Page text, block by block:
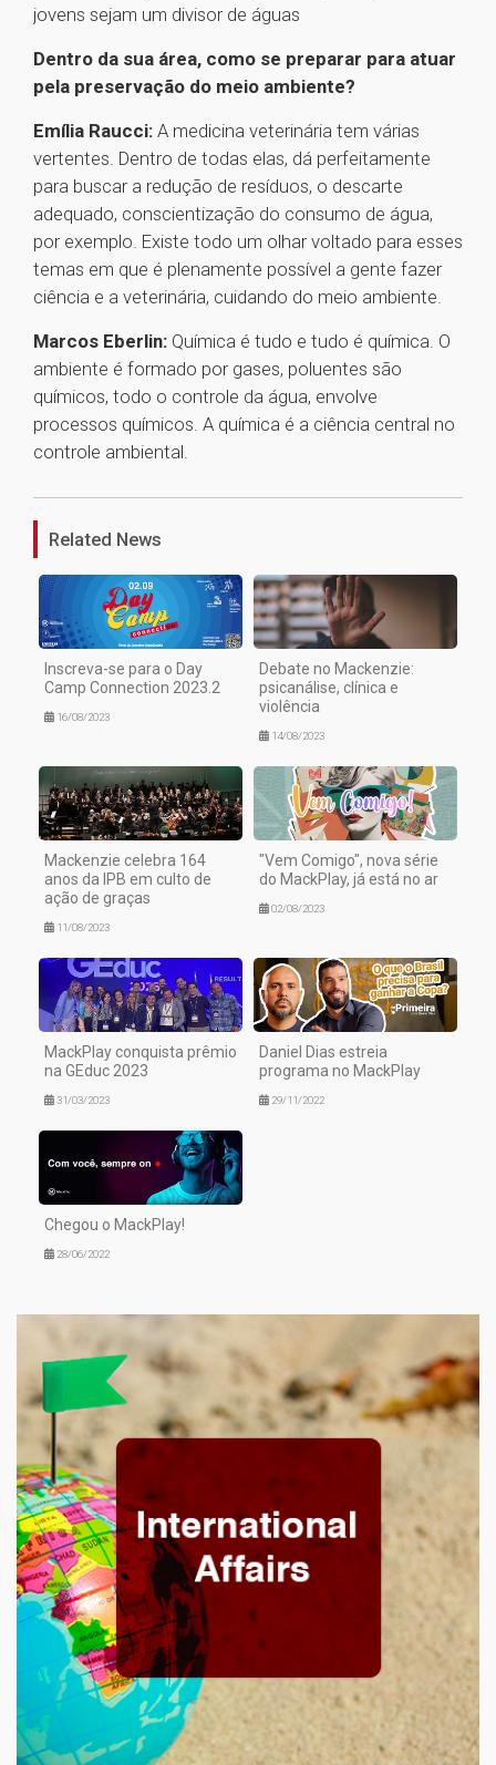
jovens sejam um divisor de águas
Dentro da sua área, como se preparar para atuar
pela preservação do meio ambiente?
Emília Raucci: A medicina veterinária tem várias
vertentes. Dentro de todas elas, dá perfeitamente
para buscar a redução de resíduos, o descarte
adequado, conscientização do consumo de água,
por exemplo. Existe todo um olhar voltado para esses
temas em que é plenamente possível a gente fazer
ciência e a veterinária, cuidando do meio ambiente.
Marcos Eberlin: Química é tudo e tudo é química. O
ambiente é formado por gases, poluentes são
químicos, todo o controle da água, envolve
processos químicos. A química é a ciência central no
controle ambiental.
Related News
Inscreva-se para o Day
Camp Connection 2023.2
16/08/2023
Debate no Mackenzie:
psicanálise, clínica e
violência
14/08/2023
Mackenzie celebra 164
anos da IPB em culto de
ação de graças
11/08/2023
"Vem Comigo", nova série
do MackPlay, já está no ar
02/08/2023
MackPlay conquista prêmio
na GEduc 2023
31/03/2023
Daniel Dias estreia
programa no MackPlay
29/11/2022
Chegou o MackPlay!
28/06/2022